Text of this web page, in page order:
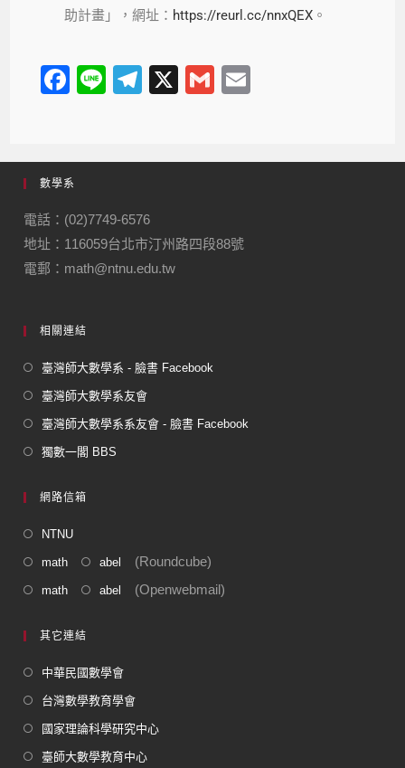
助計畫」，網址： https://reurl.cc/nnxQEX 。
F
e
b
o
o
k
Li
T
gr
m
X
G
數學系
電話：(02)7749-6576
地址：116059台北市汀州路四段88號
電郵：math@ntnu.edu.tw
相關連結
臺灣師大數學系 - 臉書 Facebook
臺灣師大數學系友會
臺灣師大數學系系友會 - 臉書 Facebook
獨數一閣 BBS
網路信箱
NTNU
math abel (Roundcube)
math abel (Openwebmail)
其它連結
中華民國數學會
台灣數學教育學會
國家理論科學研究中心
臺師大數學教育中心